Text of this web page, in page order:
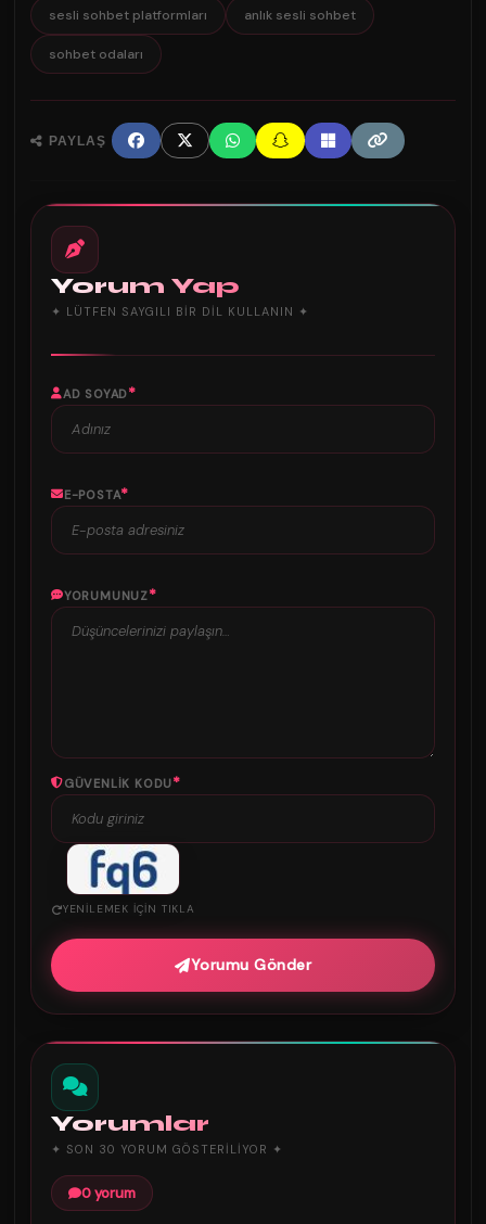
sesli sohbet platformları anlık sesli sohbet
sohbet odaları
PAYLAŞ
Yorum Yap
✦ LÜTFEN SAYGILI BIR DIL KULLANIN ✦
AD SOYAD*
E-POSTA*
YORUMUNUZ*
GÜVENLIK KODU*
YENILEMEK IÇIN TIKLA
Yorumu Gönder
Yorumlar
✦ SON 30 YORUM GÖSTERILIYOR ✦
0 yorum